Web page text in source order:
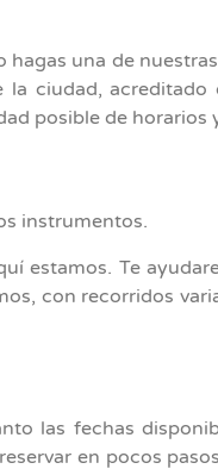
una de
ciudad, acreditado
posible de horarios
instrumentos.
estamos. Te
con recorridos
las fechas
en pocos